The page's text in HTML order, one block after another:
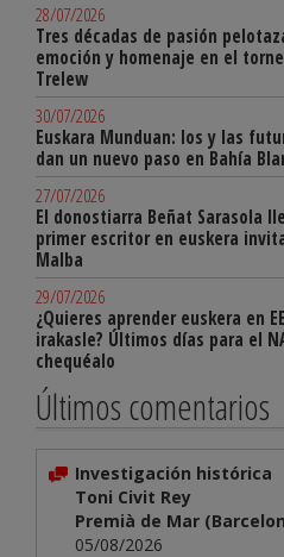
28/07/2026
Tres décadas de pasión
emoción y homenaje en el
Trelew
30/07/2026
Euskara Munduan: los y las
dan un nuevo paso en Bahía
27/07/2026
El donostiarra Beñat Sarasola
primer escritor en euskera
Malba
29/07/2026
¿Quieres aprender euskera en
irakasle? Últimos días para el
chequéalo
Últimos comentarios
Investigación histórica
Toni Civit Rey
Premià de Mar
05/08/2026